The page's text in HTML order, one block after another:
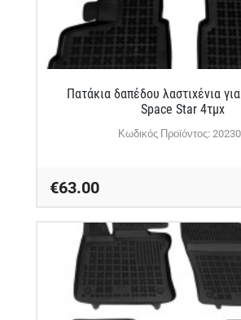
Πατάκια δαπέδου λαστιχένια
Space Star 4τμχ
Κωδικός Προϊόντος:
€63.00